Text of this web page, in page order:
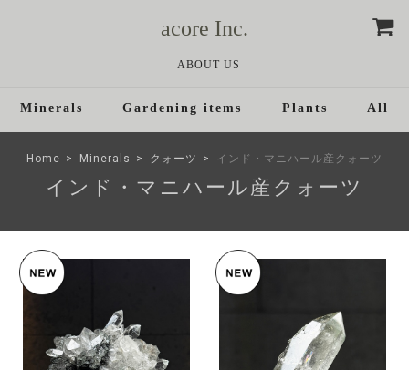
acore Inc.
ABOUT US
Minerals Gardening items Plants All
Home Minerals クォーツ インド・マニハール産クォーツ
インド・マニハール産クォーツ